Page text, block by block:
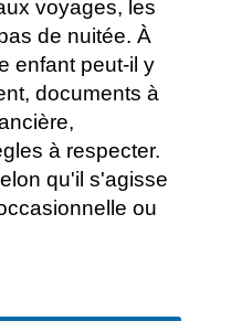
voyages, les
de nuitée. À
enfant peut-il y
documents à
à respecter.
qu'il s'agisse
ou